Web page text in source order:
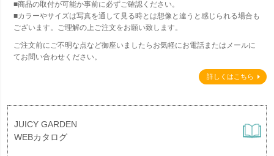
■商品の取付が可能か事前に必ずご確認ください。
■カラーやサイズは写真を通して見る時とは想像と違うと感じられる場合も
ございます。ご理解の上ご注文をお願い致します。
ご注文前にご不明な点など御座いましたらお気軽にお電話またはメールに
てお問い合わせください。
詳しくはこちら
JUICY GARDEN
WEBカタログ